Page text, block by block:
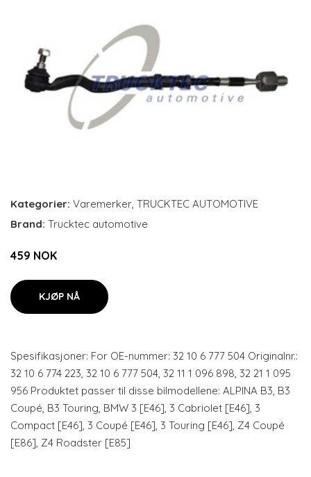
Kategorier: Varemerker TRUCKTEC AUTOMOTIVE
Brand: Trucktec automotive
459 NOK
KJØP NÅ
Spesifikasjoner: For OE-nummer: 32 10 6 777 504 Originalnr.:
32 10 6 774 223, 32 10 6 777 504, 32 11 1 096 898, 32 21 1 095
956 Produktet passer til disse bilmodellene: ALPINA B3, B3
Coupé, B3 Touring, BMW 3 [E46], 3 Cabriolet [E46], 3
Compact [E46], 3 Coupé [E46], 3 Touring [E46], Z4 Coupé
[E86], Z4 Roadster [E85]